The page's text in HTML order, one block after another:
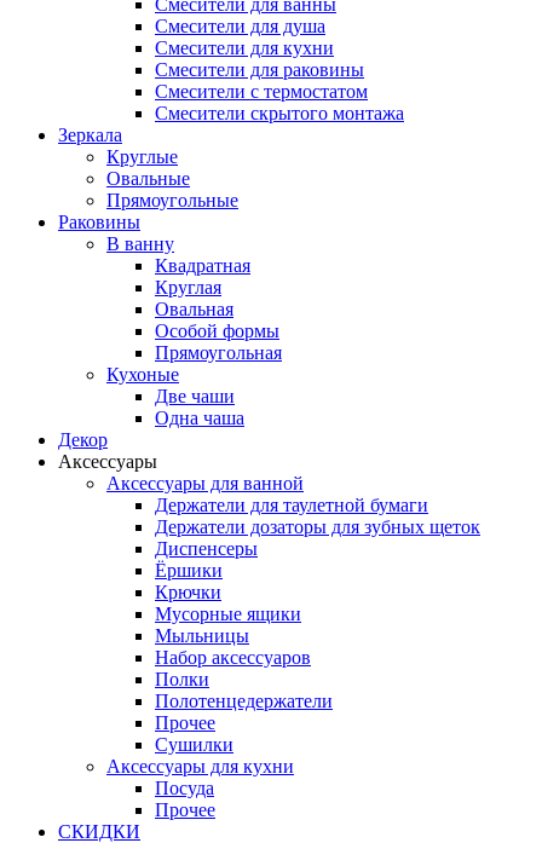
Смесители для ванны
Смесители для душа
Смесители для кухни
Смесители для раковины
Смесители с термостатом
Смесители скрытого монтажа
Зеркала
Круглые
Овальные
Прямоугольные
Раковины
В ванну
Квадратная
Круглая
Овальная
Особой формы
Прямоугольная
Кухоные
Две чаши
Одна чаша
Декор
Аксессуары
Аксессуары для ванной
Держатели для таулетной бумаги
Держатели дозаторы для зубных щеток
Диспенсеры
Ёршики
Крючки
Мусорные ящики
Мыльницы
Набор аксессуаров
Полки
Полотенцедержатели
Прочее
Сушилки
Аксессуары для кухни
Посуда
Прочее
СКИДКИ